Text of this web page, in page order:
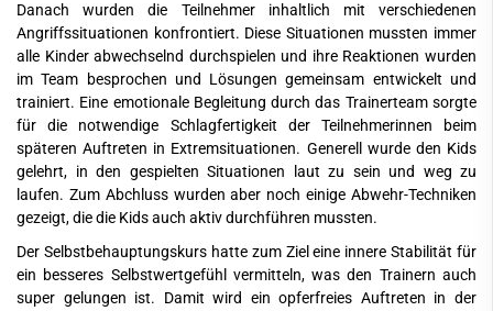
Danach wurden die Teilnehmer inhaltlich mit verschiedenen
Angriffssituationen konfrontiert. Diese Situationen mussten immer
alle Kinder abwechselnd durchspielen und ihre Reaktionen wurden
im Team besprochen und Lösungen gemeinsam entwickelt und
trainiert. Eine emotionale Begleitung durch das Trainerteam sorgte
für die notwendige Schlagfertigkeit der Teilnehmerinnen beim
späteren Auftreten in Extremsituationen. Generell wurde den Kids
gelehrt, in den gespielten Situationen laut zu sein und weg zu
laufen. Zum Abchluss wurden aber noch einige Abwehr-Techniken
gezeigt, die die Kids auch aktiv durchführen mussten.
Der Selbstbehauptungskurs hatte zum Ziel eine innere Stabilität für
ein besseres Selbstwertgefühl vermitteln, was den Trainern auch
super gelungen ist. Damit wird ein opferfreies Auftreten in der